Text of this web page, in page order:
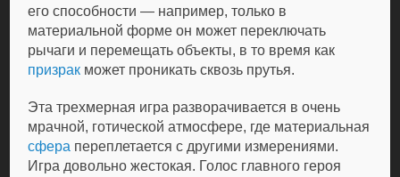
его способности — например, только в
материальной форме он может переключать
рычаги и перемещать объекты, в то время как
призрак может проникать сквозь прутья.
Эта трехмерная игра разворачивается в очень
мрачной, готической атмосфере, где материальная
сфера переплетается с другими измерениями.
Игра довольно жестокая. Голос главного героя